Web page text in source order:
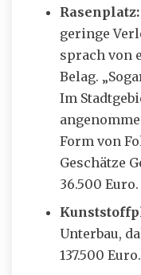
Rasenplatz:
geringe
sprach von
Belag.
Im
Form von
Geschätze
36.500 Euro.
Unterbau,
137.500 Euro.